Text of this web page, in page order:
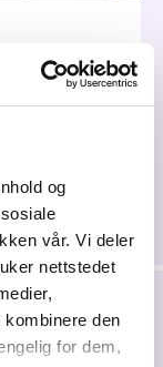
og
vår. Vi deler
nettstedet
den
for dem,